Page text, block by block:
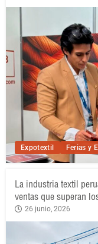
Expotextil Ferias y
La industria textil
ventas que superan
26 junio, 2026